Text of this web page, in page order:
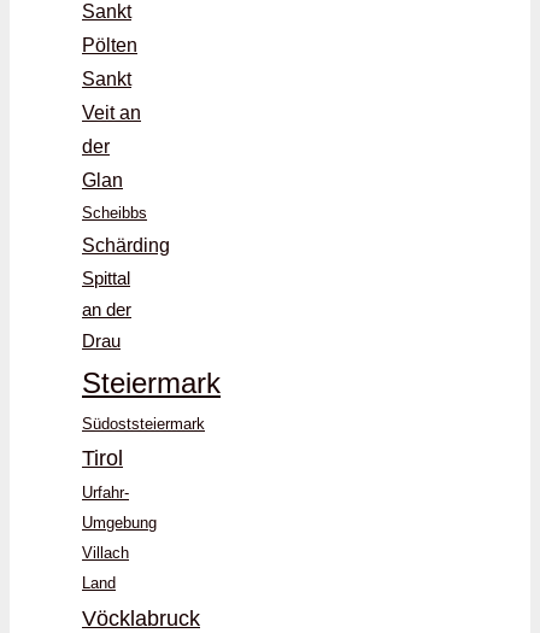
Sankt
Pölten
Sankt
Veit an
der
Glan
Scheibbs
Schärding
Spittal
an der
Drau
Steiermark
Südoststeiermark
Tirol
Urfahr-
Umgebung
Villach
Land
Vöcklabruck